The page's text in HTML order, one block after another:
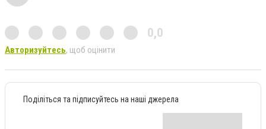
0,0
Авторизуйтесь, щоб оцінити
Поділіться та підписуйтесь на наші джерела